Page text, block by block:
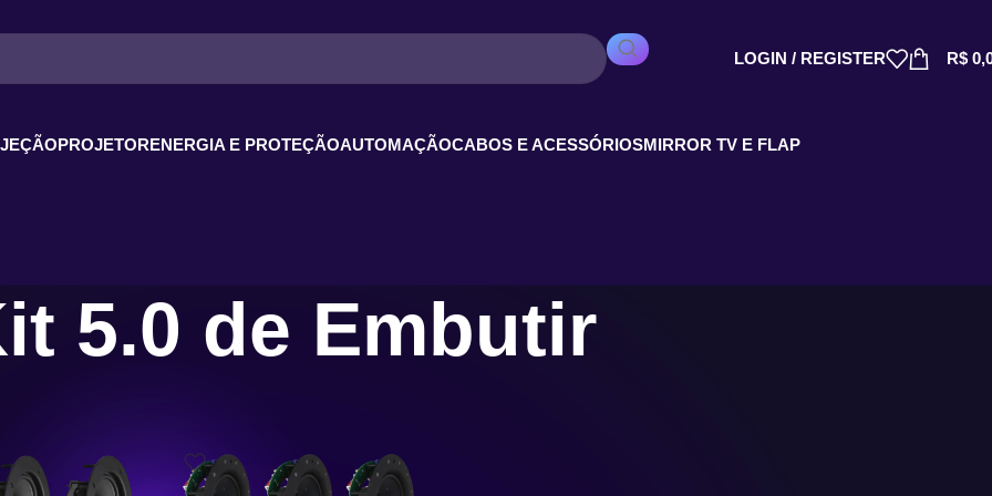
LOGIN / REGISTER R$
PROJETORENERGIA E PROTEÇÃOAUTOMAÇÃOCABOS E ACESSÓRIOSMIRROR TV E FLAP
5.0 de Embutir